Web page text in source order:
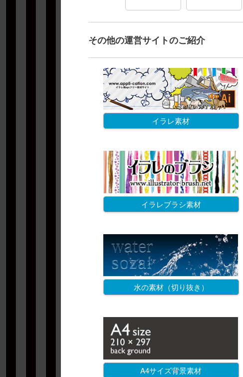
その他の運営サイトのご紹介
イラレ素材
イラレブラシ素材
水の素材（切り抜き）
A4サイズ背景素材